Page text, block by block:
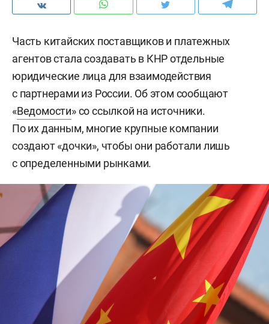
Часть китайских поставщиков и платежных
агентов стала создавать в КНР отдельные
юридические лица для взаимодействия
с партнерами из России. Об этом сообщают
«Ведомости» со ссылкой на источники.
По их данным, многие крупные компании
создают «дочки», чтобы они работали лишь
с определенными рынками.